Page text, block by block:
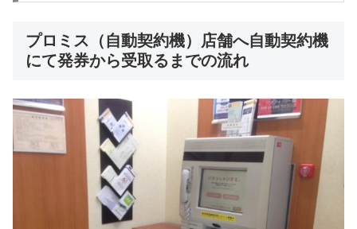
プロミス（自動契約機）店舗へ自動契約機
にて発券から受取るまでの流れ